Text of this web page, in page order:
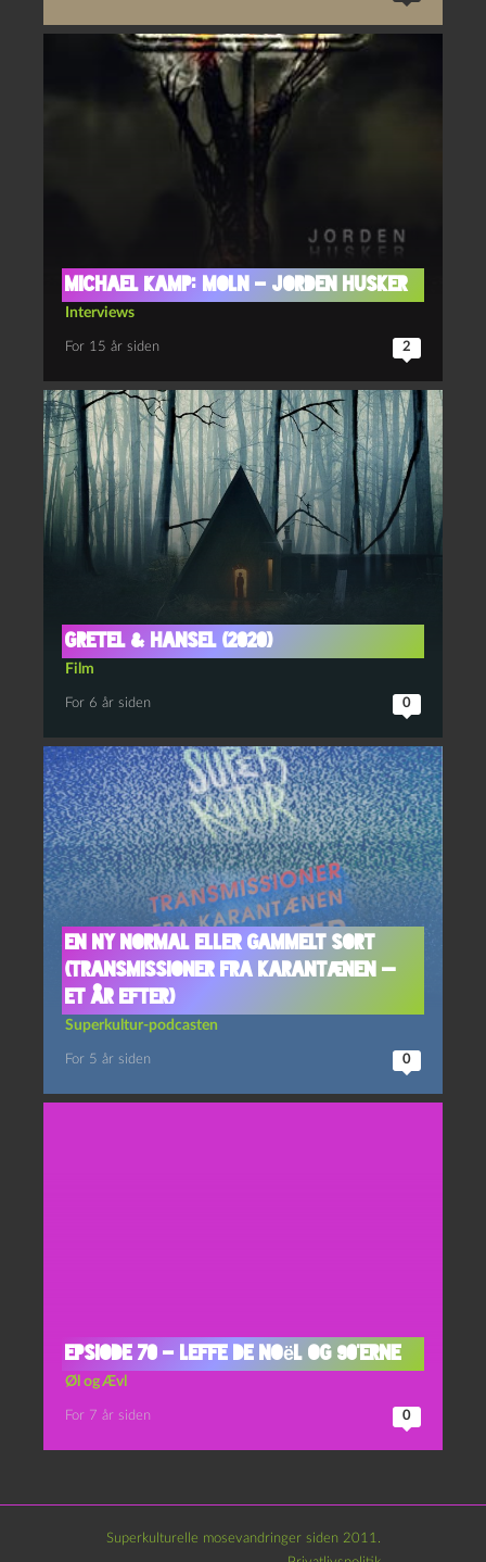
Michael Kamp: Moln – jorden husker
Interviews
For 15 år siden 2
Gretel & Hansel (2020)
Film
For 6 år siden 0
En ny normal eller gammelt sort
(Transmissioner fra karantænen —
et år efter)
Superkultur-podcasten
For 5 år siden 0
Epsiode 70 – Leffe de Noël og 90’erne
Øl og Ævl
For 7 år siden 0
Superkulturelle mosevandringer siden 2011.